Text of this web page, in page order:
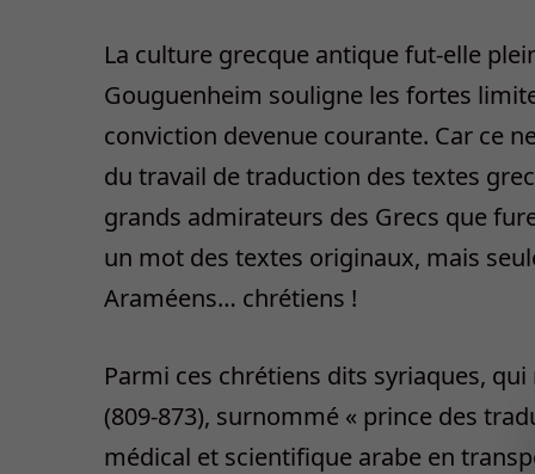
La culture grecque antique fut-elle
Gouguenheim souligne les fortes
conviction devenue courante. Car ce
du travail de traduction des textes
grands admirateurs des Grecs que
un mot des textes originaux, mais
Araméens… chrétiens !
Parmi ces chrétiens dits syriaques,
(809-873), surnommé « prince des
médical et scientifique arabe en